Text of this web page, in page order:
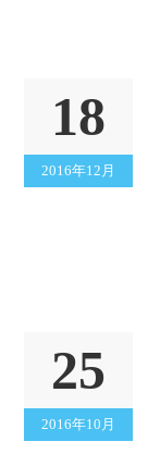
18
2016年12月
25
2016年10月